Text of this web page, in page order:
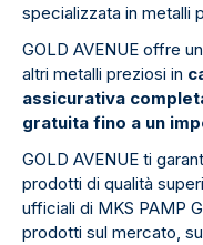
specializzata in metalli
GOLD AVENUE offre
altri metalli preziosi in
assicurativa
gratuita fino a un
GOLD AVENUE ti
prodotti di qualità
ufficiali di MKS PAMP
prodotti sul mercato,